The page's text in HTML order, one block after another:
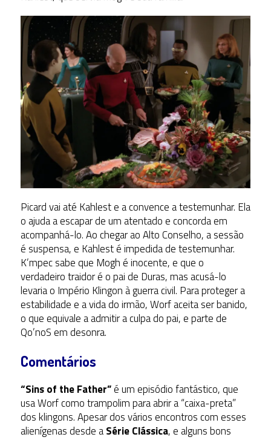
Picard vai até Kahlest e a convence a testemunhar. Ela
o ajuda a escapar de um atentado e concorda em
acompanhá-lo. Ao chegar ao Alto Conselho, a sessão
é suspensa, e Kahlest é impedida de testemunhar.
K’mpec sabe que Mogh é inocente, e que o
verdadeiro traidor é o pai de Duras, mas acusá-lo
levaria o Império Klingon à guerra civil. Para proteger a
estabilidade e a vida do irmão, Worf aceita ser banido,
o que equivale a admitir a culpa do pai, e parte de
Qo’noS em desonra.
Comentários
“Sins of the Father”é um episódio fantástico, que
usa Worf como trampolim para abrir a “caixa-preta”
dos klingons. Apesar dos vários encontros com esses
alienígenas desde aSérie Clássica, e alguns bons